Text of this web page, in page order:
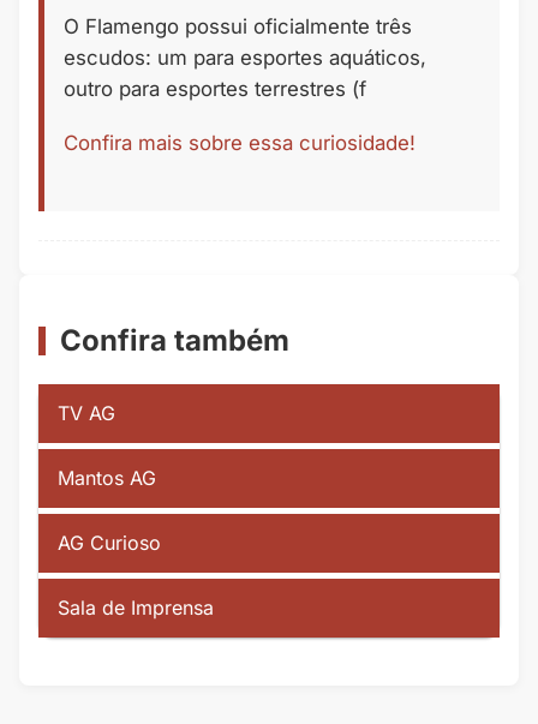
O Flamengo possui oficialmente três
escudos: um para esportes aquáticos,
outro para esportes terrestres (f
Confira mais sobre essa curiosidade!
Confira também
TV AG
Mantos AG
AG Curioso
Sala de Imprensa